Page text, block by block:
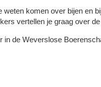
komen over bijen en
vertellen je graag over
in de Weverslose